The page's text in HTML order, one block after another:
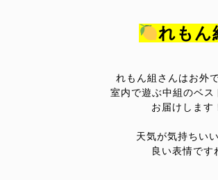
れもん
れもん組さんはお外
室内で遊ぶ中組のベス
お届けします
天気が気持ちい
良い表情です